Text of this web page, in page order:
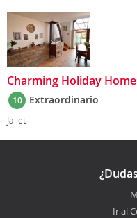
Charming Holiday
10 Extraordinario
Jallet
Ir al